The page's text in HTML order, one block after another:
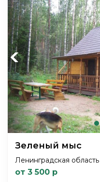
Previous
Зеленый мыс
Ленинградская область
от 3 500 р